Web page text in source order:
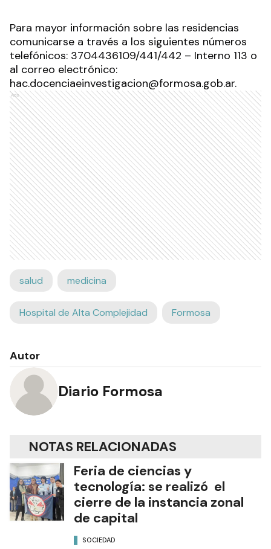
Para mayor información sobre las residencias
comunicarse a través a los siguientes números
telefónicos: 3704436109/441/442 – Interno 113 o
al correo electrónico:
hac.docenciaeinvestigacion@formosa.gob.ar.
Ads
salud medicina
Hospital de Alta Complejidad Formosa
Autor
Diario Formosa
NOTAS RELACIONADAS
Feria de ciencias y
tecnología: se realizó el
cierre de la instancia zonal
de capital
SOCIEDAD